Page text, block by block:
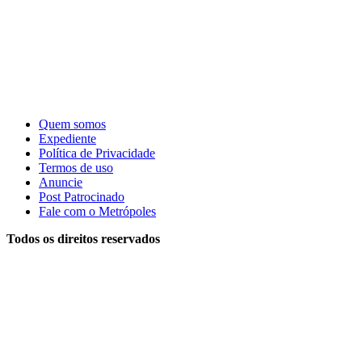
Quem somos
Expediente
Política de Privacidade
Termos de uso
Anuncie
Post Patrocinado
Fale com o Metrópoles
Todos os direitos reservados